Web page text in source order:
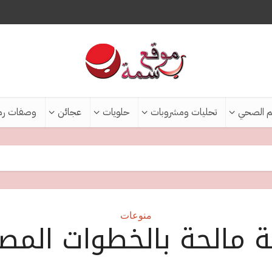
الصحي تحليات ومشروبات حلويات عجائن وصفات
منوعات
مالحة بالخطوات